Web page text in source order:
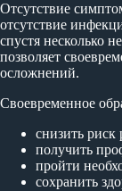
Отсутствие
отсутствие
спустя несколько
позволяет
осложнений.
Своевременное
снизить риск
получить
пройти
сохранить